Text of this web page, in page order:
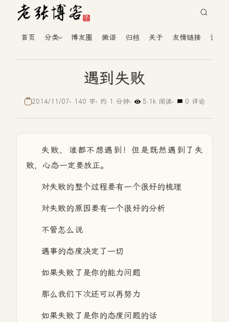
首页 分类 博友圈 微语 归档 关于 友情链接 读者
遇到失败
2014/11/07 140 字 约 1 分钟 5.1k 阅读 0 评论
失败，谁都不想遇到！但是既然遇到了失
败，心态一定要放正。
对失败的整个过程要有一个很好的梳理
对失败的原因要有一个很好的分析
不管怎么说
遇事的态度决定了一切
如果失败了是你的能力问题
那么我们下次还可以再努力
如果失败了是你的态度问题的话